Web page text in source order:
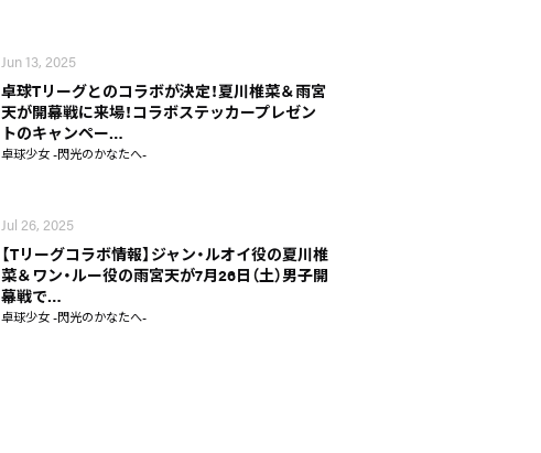
Jun 13, 2025
卓球Tリーグとのコラボが決定！夏川椎菜＆雨宮
天が開幕戦に来場！コラボステッカープレゼン
トのキャンペー…
卓球少女 -閃光のかなたへ-
Jul 26, 2025
【Tリーグコラボ情報】ジャン・ルオイ役の夏川椎
菜＆ワン・ルー役の雨宮天が7月26日（土）男子開
幕戦で…
卓球少女 -閃光のかなたへ-